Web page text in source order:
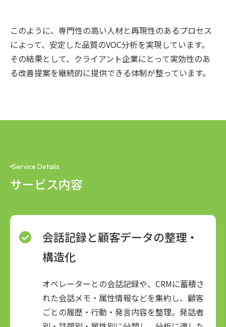
このように、専門性の高い人材と再現性のあるプロセス
によって、安定した品質のVOC分析を実現しています。
その結果として、クライアント企業にとって実効性のあ
る改善提案を継続的に提供できる体制が整っています。
Service Details
サービス内容
会話記録と顧客データの整理・
構造化
オペレーターとの会話記録や、CRMに蓄積さ
れた会話メモ・属性情報などを集約し、顧客
ごとの履歴・行動・発言内容を整理。発話者